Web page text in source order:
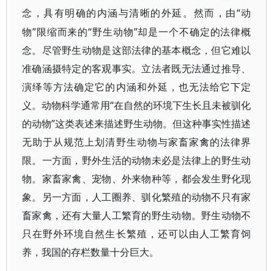
念，具有明确的内涵与清晰的外延。然而，由“动
物”限缩而来的“野生动物”却是一个不确定的法律概
念。尽管野生动物是这部法律的基本概念，但它难以
准确涵摄特定的客观事实。立法者既无法通过推导、
演绎等方法确定它的内涵和外延，也无法给它下定
义。动物科学通常用“在自然的环境下生长且未被驯化
的动物”这类表述来描述野生动物。但这种事实性描述
无助于从规范上划清野生动物与家畜家禽的法律界
限。一方面，野外生活的动物未必是法律上的野生动
物。家畜家禽、宠物、外来物种等，都会发生野化现
象。另一方面，人工圈养、驯化繁殖的动物不只有家
畜家禽，还有大量人工繁育的野生动物。野生动物不
只在野外环境自然生长繁殖，还可以由人工繁育饲
养，我国的存栏数量十分巨大。